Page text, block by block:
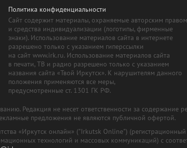
Политика конфиденциальности
Сайт содержит материалы, охраняемые авторским
и средства индивидуализации (логотипы, фирменные
знаки). Использование материалов сайта в интернете
разрешено только с указанием гиперссылки
на сайт www.irk.ru. Использование материалов сайта
в печати, ТВ и радио разрешено только с указанием
названия сайта «Твой Иркутск». К нарушителям данного
положения применяются все меры,
предусмотренные ст. 1301 ГК РФ.
Редакция не несет ответственности за содержание
предложения не являются публичной офертой.
«Иркутск онлайн» ("Irkutsk Online")
технологий и массовых коммуникаций) с